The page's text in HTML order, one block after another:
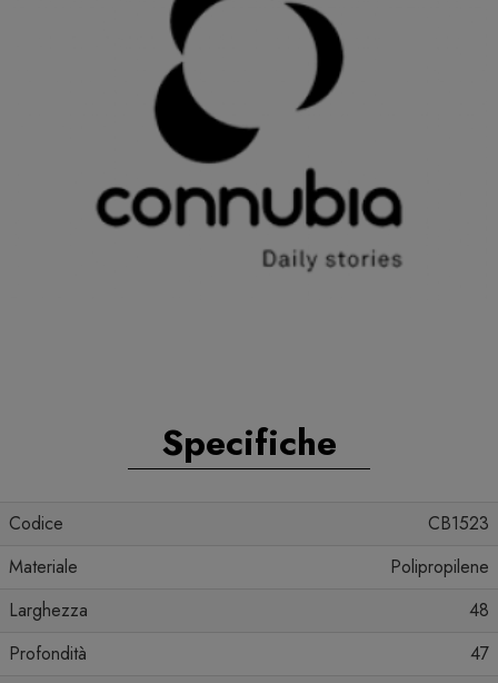
Specifiche
Codice
CB1523
Materiale
Polipropilene
Larghezza
48
Profondità
47